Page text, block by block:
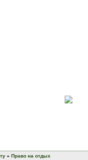
» Право на отдых